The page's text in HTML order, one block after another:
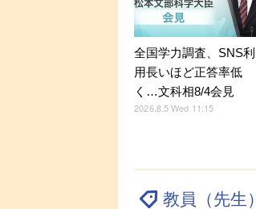
全国学力調査、SNS利
用長いほど正答率低
く…文科相8/4会見
2026.8.5 Wed 11:15
教員（先生）